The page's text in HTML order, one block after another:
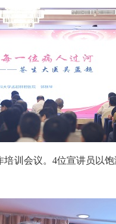
会议。4位宣讲员以饱